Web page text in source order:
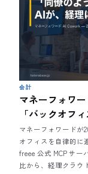
会計
マネーフォワ
「バックオフ
マネーフォワードが
オフィスを自律的に
freee 公式 MCP サー
比から、経理クラウ